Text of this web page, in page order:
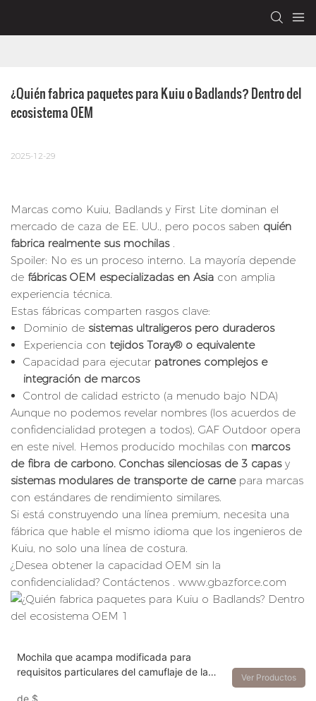
¿Quién fabrica paquetes para Kuiu o Badlands? Dentro del
ecosistema OEM
2025-12-29
Marcas como Kuiu, Badlands y First Lite dominan el
mercado de caza de EE. UU., pero pocos saben quién
fabrica realmente sus mochilas.
Spoiler: No es un proceso interno. La mayoría depende
de fábricas OEM especializadas en Asia con amplia
experiencia técnica.
Estas fábricas comparten rasgos clave:
Dominio de sistemas ultraligeros pero duraderos
Experiencia con tejidos Toray® o equivalente
Capacidad para ejecutar patrones complejos e
integración de marcos
Control de calidad estricto (a menudo bajo NDA)
Aunque no podemos revelar nombres (los acuerdos de
confidencialidad protegen a todos), GAF Outdoor opera
en este nivel. Hemos producido mochilas con marcos
de fibra de carbono. Conchas silenciosas de 3 capasy
sistemas modulares de transporte de carnepara marcas
con estándares de rendimiento similares.
Si está construyendo una línea premium, necesita una
fábrica que hable el mismo idioma que los ingenieros de
Kuiu, no solo una línea de costura.
¿Desea obtener la capacidad OEM sin la
confidencialidad? Contáctenos . www.gbazforce.com
Mochila que acampa modificada para
requisitos particulares del camuflaje de la
Ver Productos